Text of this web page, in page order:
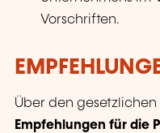
Vorschriften.
Über den
Empfehlungen für die